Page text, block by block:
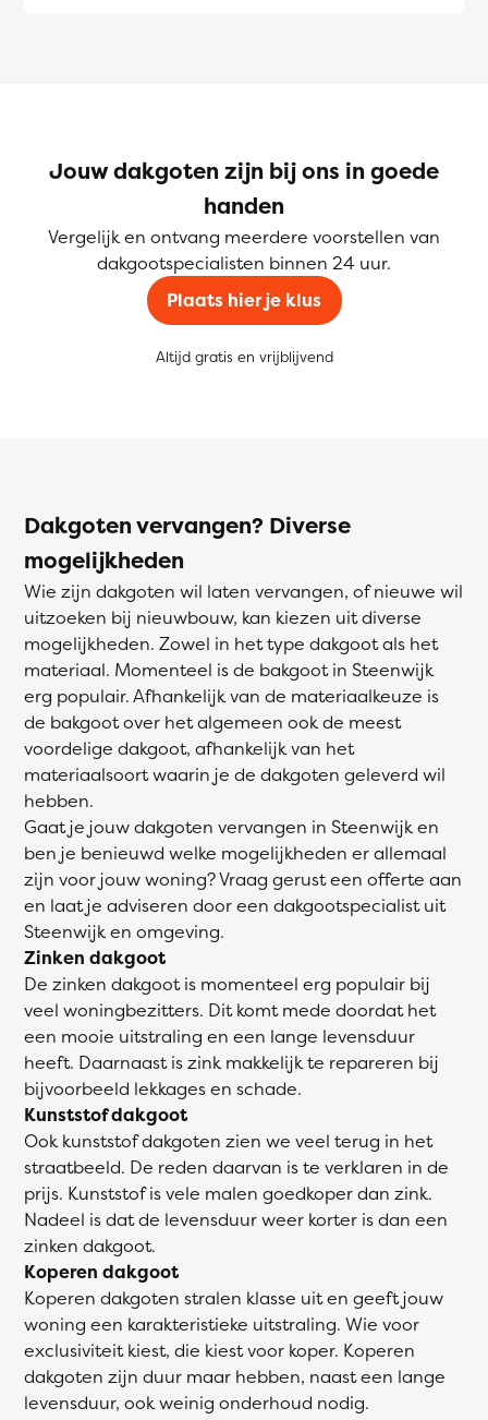
Jouw dakgoten zijn bij ons in goede
handen
Vergelijk en ontvang meerdere voorstellen van
dakgootspecialisten binnen 24 uur.
Plaats hier je klus
Altijd gratis en vrijblijvend
Dakgoten vervangen? Diverse
mogelijkheden
Wie zijn dakgoten wil laten vervangen, of nieuwe wil
uitzoeken bij nieuwbouw, kan kiezen uit diverse
mogelijkheden. Zowel in het type dakgoot als het
materiaal. Momenteel is de bakgoot in Steenwijk
erg populair. Afhankelijk van de materiaalkeuze is
de bakgoot over het algemeen ook de meest
voordelige dakgoot, afhankelijk van het
materiaalsoort waarin je de dakgoten geleverd wil
hebben.
Gaat je jouw dakgoten vervangen in Steenwijk en
ben je benieuwd welke mogelijkheden er allemaal
zijn voor jouw woning? Vraag gerust een offerte aan
en laat je adviseren door een dakgootspecialist uit
Steenwijk en omgeving.
Zinken dakgoot
De zinken dakgoot is momenteel erg populair bij
veel woningbezitters. Dit komt mede doordat het
een mooie uitstraling en een lange levensduur
heeft. Daarnaast is zink makkelijk te repareren bij
bijvoorbeeld lekkages en schade.
Kunststof dakgoot
Ook kunststof dakgoten zien we veel terug in het
straatbeeld. De reden daarvan is te verklaren in de
prijs. Kunststof is vele malen goedkoper dan zink.
Nadeel is dat de levensduur weer korter is dan een
zinken dakgoot.
Koperen dakgoot
Koperen dakgoten stralen klasse uit en geeft jouw
woning een karakteristieke uitstraling. Wie voor
exclusiviteit kiest, die kiest voor koper. Koperen
dakgoten zijn duur maar hebben, naast een lange
levensduur, ook weinig onderhoud nodig.